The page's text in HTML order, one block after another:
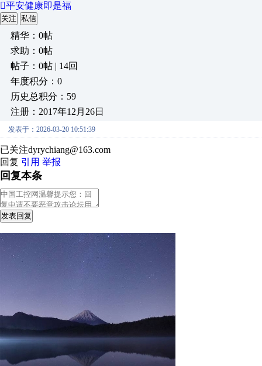
平安健康即是福
关注 私信
精华：0帖
求助：0帖
帖子：0帖 | 14回
年度积分：0
历史总积分：59
注册：2017年12月26日
发表于：2026-03-20 10:51:39
已关注dyrychiang@163.com
回复 引用 举报
回复本条
发表回复